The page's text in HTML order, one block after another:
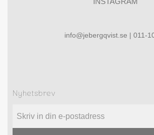
info@jebergqvist.se | 011-
Nyhetsbrev